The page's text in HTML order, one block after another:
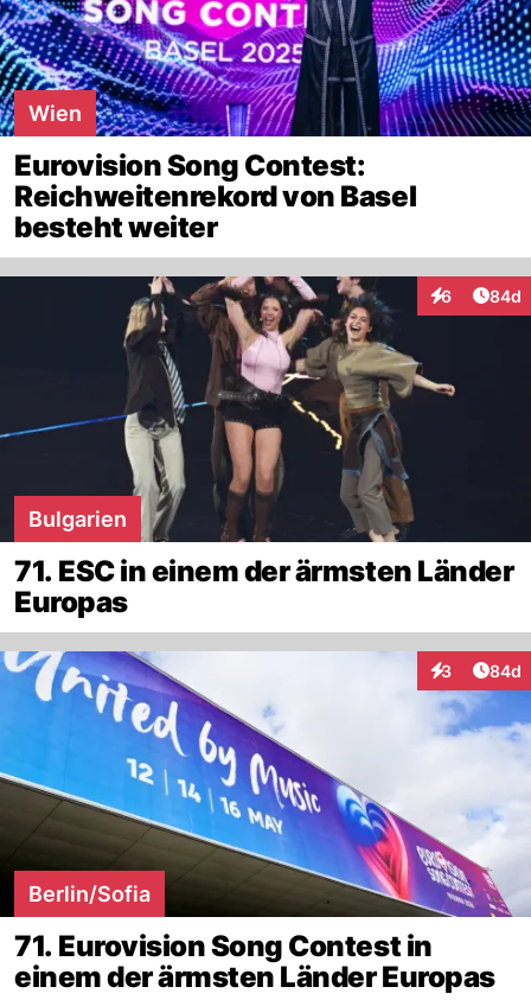
Wien
Eurovision Song Contest:
Reichweitenrekord von Basel
besteht weiter
6
Interaktionen
84d
Bulgarien
71. ESC in einem der ärmsten Länder
Europas
3
Interaktionen
84d
Berlin/Sofia
71. Eurovision Song Contest in
einem der ärmsten Länder Europas